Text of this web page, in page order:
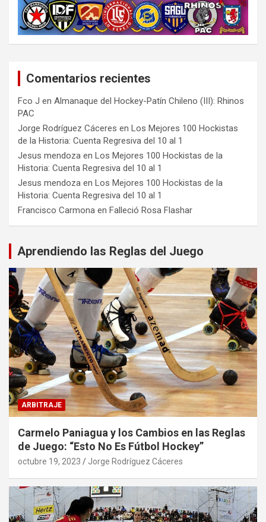
Comentarios recientes
Fco J en Almanaque del Hockey-Patín Chileno (III): Rhinos
PAC
Jorge Rodríguez Cáceres en Los Mejores 100 Hockistas
de la Historia: Cuenta Regresiva del 10 al 1
Jesus mendoza en Los Mejores 100 Hockistas de la
Historia: Cuenta Regresiva del 10 al 1
Jesus mendoza en Los Mejores 100 Hockistas de la
Historia: Cuenta Regresiva del 10 al 1
Francisco Carmona en Falleció Rosa Flashar
Aprendiendo las Reglas del Juego
ARBITRAJE
Carmelo Paniagua y los Cambios en las Reglas
de Juego: “Esto No Es Fútbol Hockey”
octubre 19, 2023 Jorge Rodríguez Cáceres